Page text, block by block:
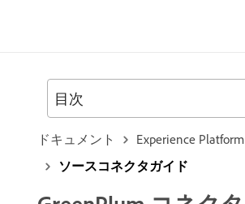
ドキュメント
Experience Platform
ソースコネクタガイド
目次